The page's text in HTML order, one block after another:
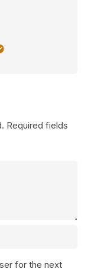
Required fields
for the next